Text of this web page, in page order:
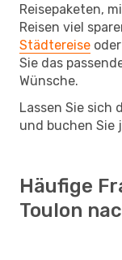
Reisepaketen,
Reisen viel
Städtereise
Sie das
Wünsche.
Lassen Sie sich
und buchen Sie
Häufige
Toulon